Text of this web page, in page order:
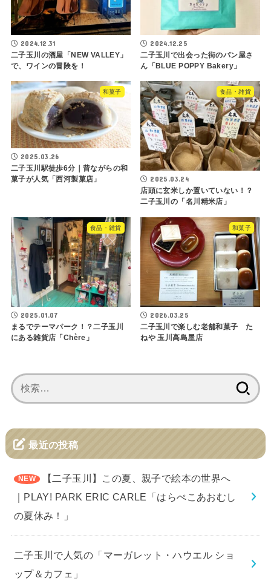
2024.12.31
二子玉川の酒屋「NEW VALLEY」
で、ワインの冒険を！
2024.12.25
二子玉川で出会った街のパン屋さ
ん「BLUE POPPY Bakery」
和菓子
2025.03.26
二子玉川駅徒歩6分｜昔ながらの和
菓子が人気「西河製菓店」
食品・雑貨
2025.03.24
店頭に玄米しか置いていない！？
二子玉川の「名川精米店」
食品・雑貨
2025.01.07
まるでテーマパーク！？二子玉川
にある雑貨店「Chère」
和菓子
2026.03.25
二子玉川で楽しむ老舗和菓子 た
ねや 玉川高島屋店
索:
最近の投稿
【二子玉川】この夏、親子で絵本の世界へ
｜PLAY! PARK ERIC CARLE「はらぺこあおむし
の夏休み！」
二子玉川で人気の「マーガレット・ハウエル ショ
ップ＆カフェ」